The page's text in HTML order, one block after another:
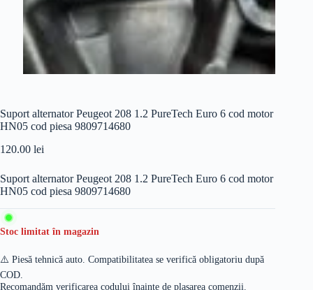
Suport alternator Peugeot 208 1.2 PureTech Euro 6 cod motor
HN05 cod piesa 9809714680
120.00 lei
Suport alternator Peugeot 208 1.2 PureTech Euro 6 cod motor
HN05 cod piesa 9809714680
Stoc limitat în magazin
⚠️ Piesă tehnică auto. Compatibilitatea se verifică obligatoriu după
COD.
Recomandăm verificarea codului înainte de plasarea comenzii.